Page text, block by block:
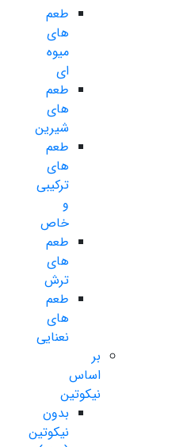
طعم
های
میوه
ای
طعم
های
شیرین
طعم
های
ترکیبی
و
خاص
طعم
های
ترش
طعم
های
نعنایی
بر
اساس
نیکوتین
بدون
نیکوتین